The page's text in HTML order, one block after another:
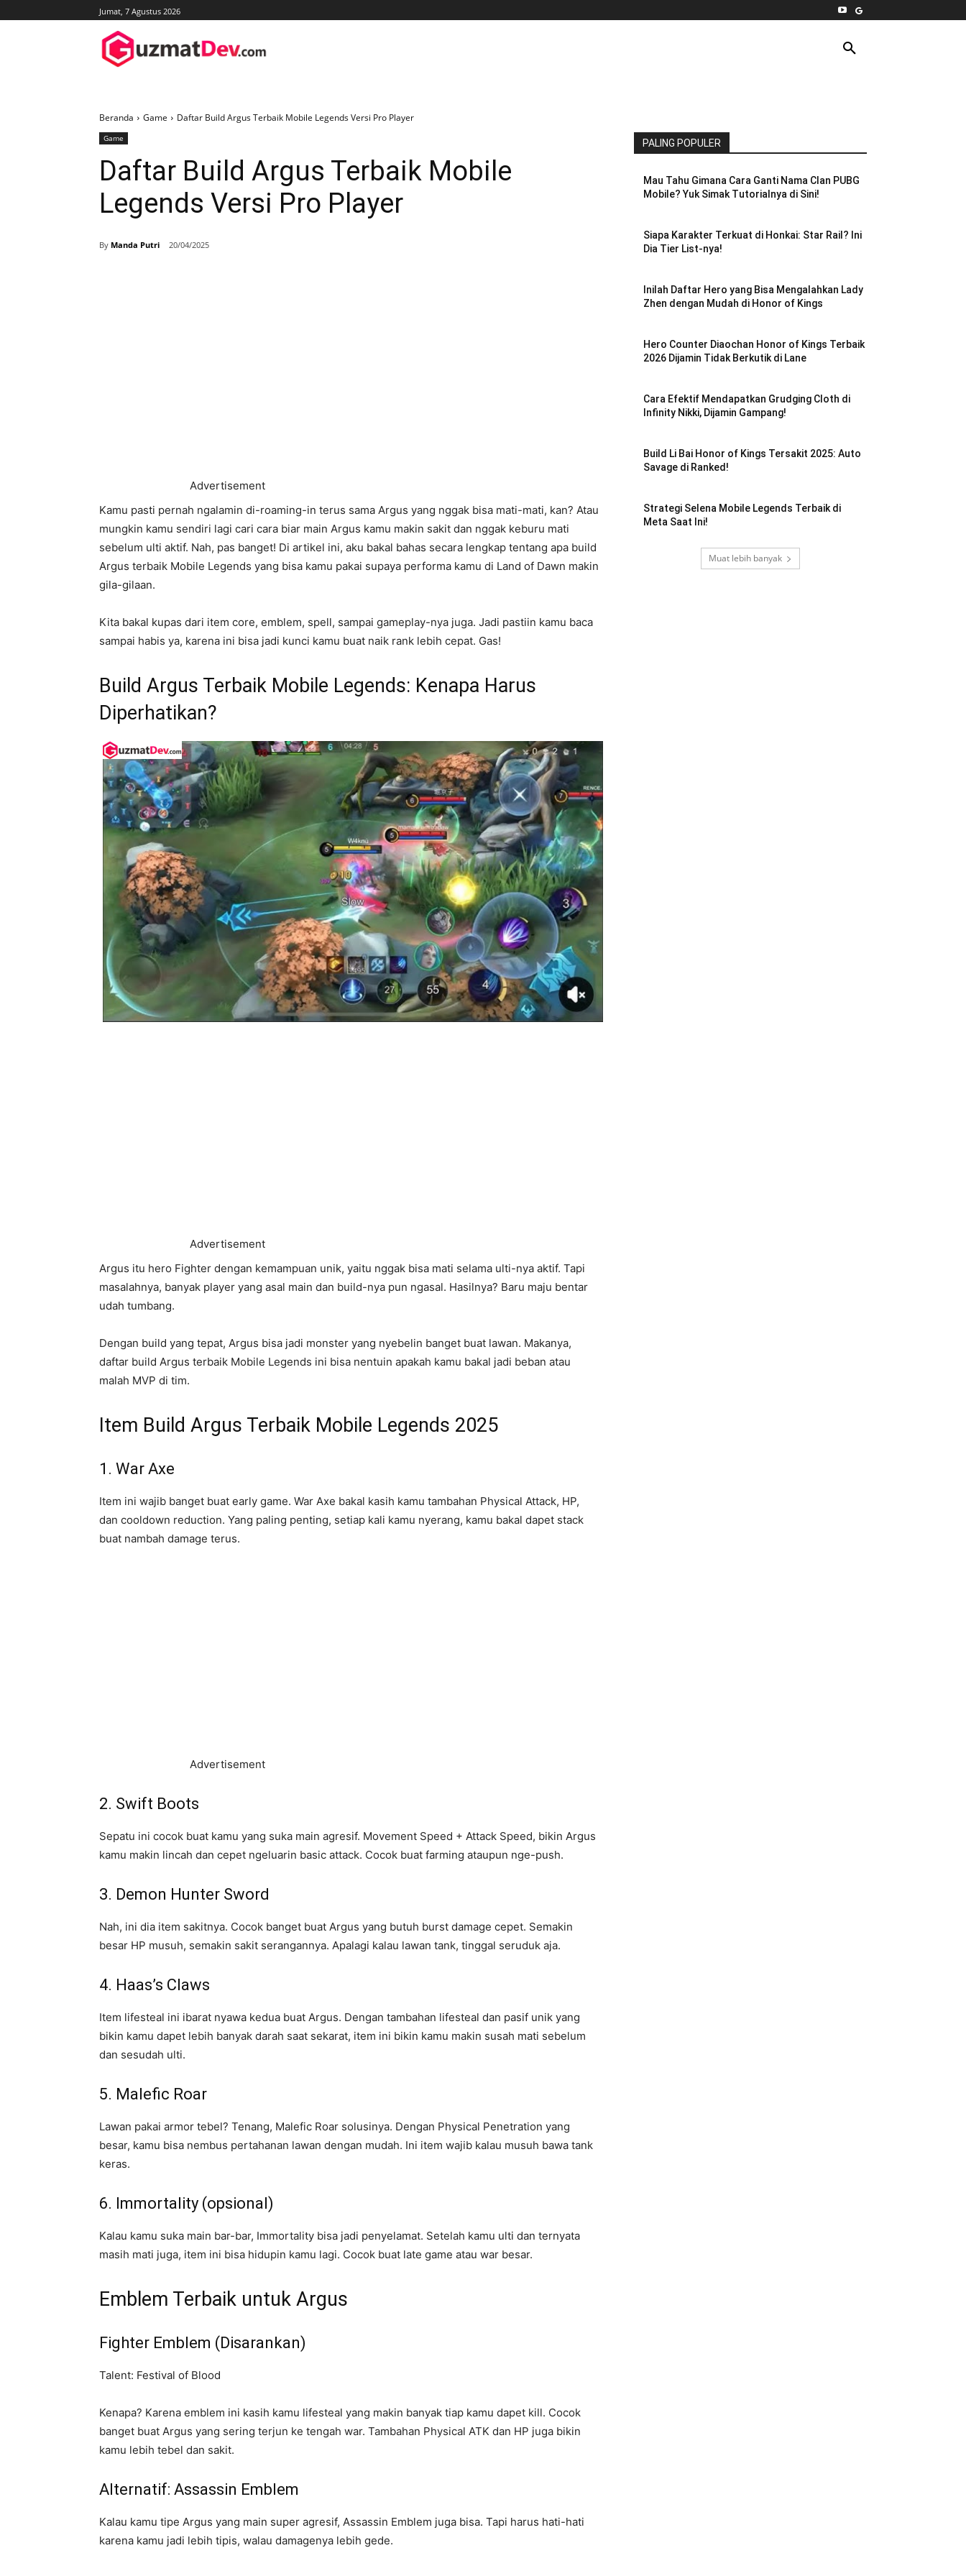
Jumat, 7 Agustus 2026
Beranda Game Daftar Build Argus Terbaik Mobile Legends Versi Pro Player
Game
Daftar Build Argus Terbaik Mobile
Legends Versi Pro Player
By Manda Putri 20/04/2025
Advertisement
Kamu pasti pernah ngalamin di-roaming-in terus sama Argus yang nggak bisa mati-mati, kan? Atau
mungkin kamu sendiri lagi cari cara biar main Argus kamu makin sakit dan nggak keburu mati
sebelum ulti aktif. Nah, pas banget! Di artikel ini, aku bakal bahas secara lengkap tentang apa build
Argus terbaik Mobile Legends yang bisa kamu pakai supaya performa kamu di Land of Dawn makin
gila-gilaan.
Kita bakal kupas dari item core, emblem, spell, sampai gameplay-nya juga. Jadi pastiin kamu baca
sampai habis ya, karena ini bisa jadi kunci kamu buat naik rank lebih cepat. Gas!
Build Argus Terbaik Mobile Legends: Kenapa Harus
Diperhatikan?
Advertisement
Argus itu hero Fighter dengan kemampuan unik, yaitu nggak bisa mati selama ulti-nya aktif. Tapi
masalahnya, banyak player yang asal main dan build-nya pun ngasal. Hasilnya? Baru maju bentar
udah tumbang.
Dengan build yang tepat, Argus bisa jadi monster yang nyebelin banget buat lawan. Makanya,
daftar build Argus terbaik Mobile Legends ini bisa nentuin apakah kamu bakal jadi beban atau
malah MVP di tim.
Item Build Argus Terbaik Mobile Legends 2025
1. War Axe
Item ini wajib banget buat early game. War Axe bakal kasih kamu tambahan Physical Attack, HP,
dan cooldown reduction. Yang paling penting, setiap kali kamu nyerang, kamu bakal dapet stack
buat nambah damage terus.
Advertisement
2. Swift Boots
Sepatu ini cocok buat kamu yang suka main agresif. Movement Speed + Attack Speed, bikin Argus
kamu makin lincah dan cepet ngeluarin basic attack. Cocok buat farming ataupun nge-push.
3. Demon Hunter Sword
Nah, ini dia item sakitnya. Cocok banget buat Argus yang butuh burst damage cepet. Semakin
besar HP musuh, semakin sakit serangannya. Apalagi kalau lawan tank, tinggal seruduk aja.
4. Haas’s Claws
Item lifesteal ini ibarat nyawa kedua buat Argus. Dengan tambahan lifesteal dan pasif unik yang
bikin kamu dapet lebih banyak darah saat sekarat, item ini bikin kamu makin susah mati sebelum
dan sesudah ulti.
5. Malefic Roar
Lawan pakai armor tebel? Tenang, Malefic Roar solusinya. Dengan Physical Penetration yang
besar, kamu bisa nembus pertahanan lawan dengan mudah. Ini item wajib kalau musuh bawa tank
keras.
6. Immortality (opsional)
Kalau kamu suka main bar-bar, Immortality bisa jadi penyelamat. Setelah kamu ulti dan ternyata
masih mati juga, item ini bisa hidupin kamu lagi. Cocok buat late game atau war besar.
Emblem Terbaik untuk Argus
Fighter Emblem (Disarankan)
Talent: Festival of Blood
Kenapa? Karena emblem ini kasih kamu lifesteal yang makin banyak tiap kamu dapet kill. Cocok
banget buat Argus yang sering terjun ke tengah war. Tambahan Physical ATK dan HP juga bikin
kamu lebih tebel dan sakit.
Alternatif: Assassin Emblem
Kalau kamu tipe Argus yang main super agresif, Assassin Emblem juga bisa. Tapi harus hati-hati
karena kamu jadi lebih tipis, walau damagenya lebih gede.
PALING POPULER
Mau Tahu Gimana Cara Ganti Nama Clan PUBG
Mobile? Yuk Simak Tutorialnya di Sini!
Siapa Karakter Terkuat di Honkai: Star Rail? Ini
Dia Tier List-nya!
Inilah Daftar Hero yang Bisa Mengalahkan Lady
Zhen dengan Mudah di Honor of Kings
Hero Counter Diaochan Honor of Kings Terbaik
2026 Dijamin Tidak Berkutik di Lane
Cara Efektif Mendapatkan Grudging Cloth di
Infinity Nikki, Dijamin Gampang!
Build Li Bai Honor of Kings Tersakit 2025: Auto
Savage di Ranked!
Strategi Selena Mobile Legends Terbaik di
Meta Saat Ini!
Muat lebih banyak